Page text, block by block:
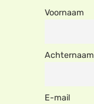
Voornaam
Achternaam
E-mail